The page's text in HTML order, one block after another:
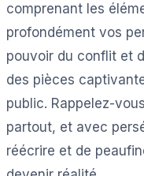
comprenant les
profondément vos
pouvoir du conflit et
des pièces
public. Rappelez-
partout, et avec
réécrire et de